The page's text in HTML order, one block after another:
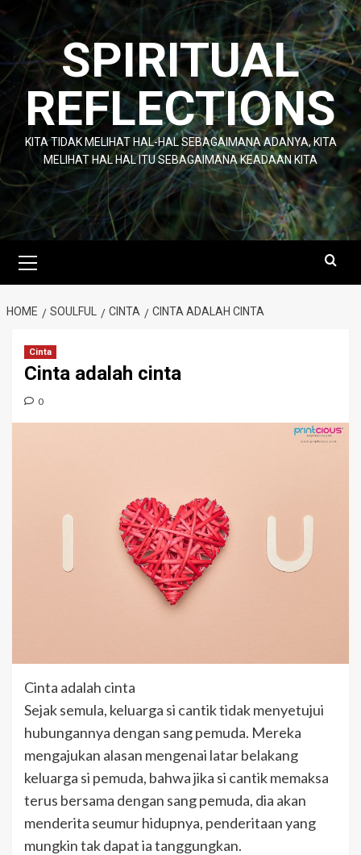
Skip
content
SPIRITUAL
REFLECTIONS
KITA TIDAK MELIHAT HAL-HAL SEBAGAIMANA ADANYA, KITA
MELIHAT HAL HAL ITU SEBAGAIMANA KEADAAN KITA
Menu
HOME SOULFUL CINTA CINTA ADALAH CINTA
Cinta
Cinta adalah cinta
0
Cinta adalah cinta
Sejak semula, keluarga si cantik tidak menyetujui
hubungannya dengan sang pemuda. Mereka
mengajukan alasan mengenai latar belakang
keluarga si pemuda, bahwa jika si cantik memaksa
terus bersama dengan sang pemuda, dia akan
menderita seumur hidupnya, penderitaan yang
mungkin tak dapat ia tanggungkan.